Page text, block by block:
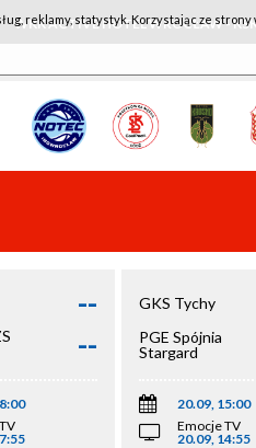
WKK ACTIVE HOTEL WROCŁAW -
--
--
GKS Tychy
PGE Spójnia
Stargard
20.09, 15:00
Emocje TV
20.09, 14:55
reklamy, statystyk. Korzystając ze